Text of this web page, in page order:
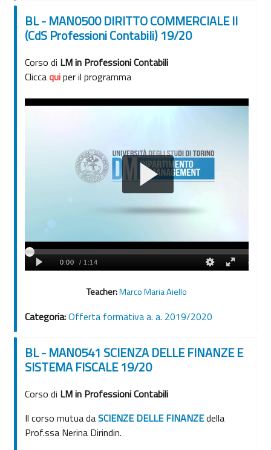
BL - MAN0500 DIRITTO COMMERCIALE II
(CdS Professioni Contabili) 19/20
Corso di LM in Professioni Contabili
Cliccaquiper il programma
Teacher:Marco Maria Aiello
Categoria:Offerta formativa a. a. 2019/2020
BL - MAN0541 SCIENZA DELLE FINANZE E
SISTEMA FISCALE 19/20
Corso di LM in Professioni Contabili
Il corso mutua daSCIENZE DELLE FINANZEdella
Prof.ssa Nerina Dirindin.